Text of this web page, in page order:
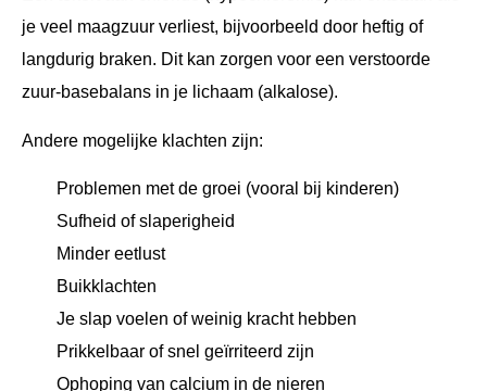
je veel maagzuur verliest, bijvoorbeeld door heftig of
langdurig braken. Dit kan zorgen voor een verstoorde
zuur-basebalans in je lichaam (alkalose).
Andere mogelijke klachten zijn:
Problemen met de groei (vooral bij kinderen)
Sufheid of slaperigheid
Minder eetlust
Buikklachten
Je slap voelen of weinig kracht hebben
Prikkelbaar of snel geïrriteerd zijn
Ophoping van calcium in de nieren